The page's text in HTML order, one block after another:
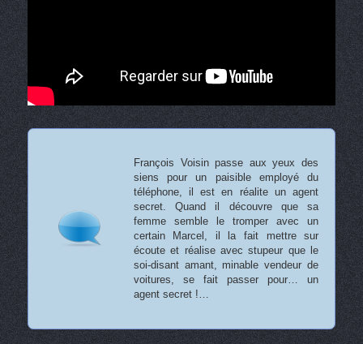
François Voisin passe aux yeux des
siens pour un paisible employé du
téléphone, il est en réalite un agent
secret. Quand il découvre que sa
femme semble le tromper avec un
certain Marcel, il la fait mettre sur
écoute et réalise avec stupeur que le
soi-disant amant, minable vendeur de
voitures, se fait passer pour… un
agent secret !…